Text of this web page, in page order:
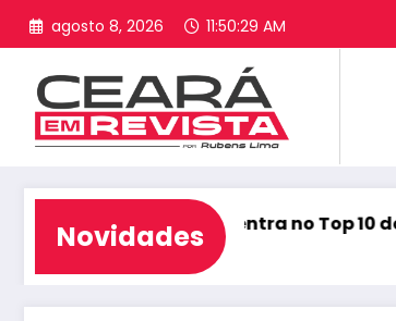
Pular
para
conteúdo
agosto 8, 2026 11:50:30 AM
Novidades
no Ideb e entra no Top 10 do Ceará